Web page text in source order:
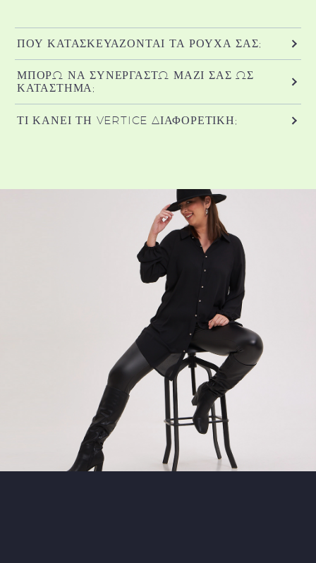
ΠΟΎ ΚΑΤΑΣΚΕΥΆΖΟΝΤΑΙ ΤΑ ΡΟΎΧΑ ΣΑΣ;
ΜΠΟΡΏ ΝΑ ΣΥΝΕΡΓΑΣΤΏ ΜΑΖΊ ΣΑΣ ΩΣ
ΚΑΤΆΣΤΗΜΑ;
ΤΙ ΚΆΝΕΙ ΤΗ VERTICE ΔΙΑΦΟΡΕΤΙΚΉ;